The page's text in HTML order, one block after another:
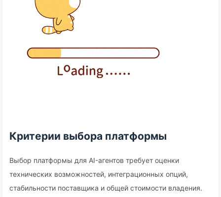
Критерии выбора платформы
Выбор платформы для AI-агентов требует оценки
технических возможностей, интеграционных опций,
стабильности поставщика и общей стоимости владения.